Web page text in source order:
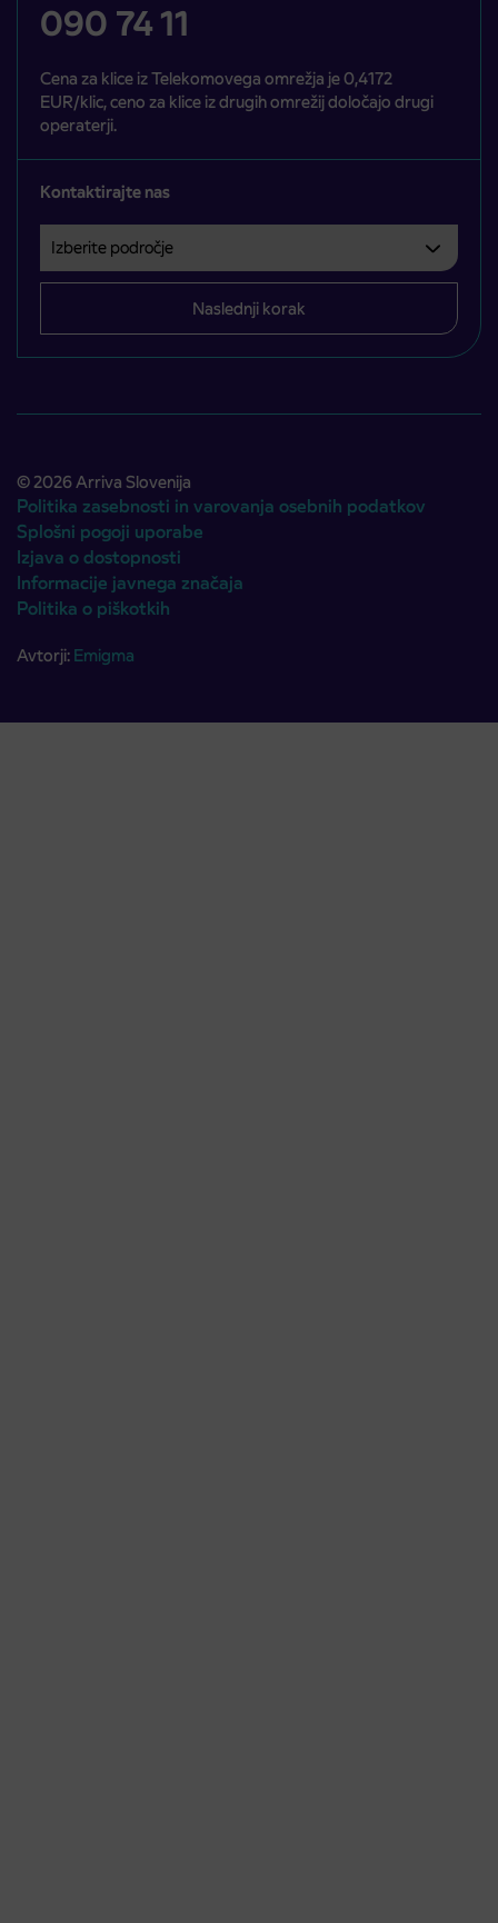
090 74 11
Cena za klice iz Telekomovega omrežja je 0,4172
EUR/klic, ceno za klice iz drugih omrežij določajo drugi
operaterji.
Kontaktirajte nas
Izberite področje
Področje je obvezno izbrati.
Naslednji korak
© 2026 Arriva Slovenija
Politika zasebnosti in varovanja osebnih podatkov
Splošni pogoji uporabe
Izjava o dostopnosti
Informacije javnega značaja
Politika o piškotkih
Avtorji: Emigma